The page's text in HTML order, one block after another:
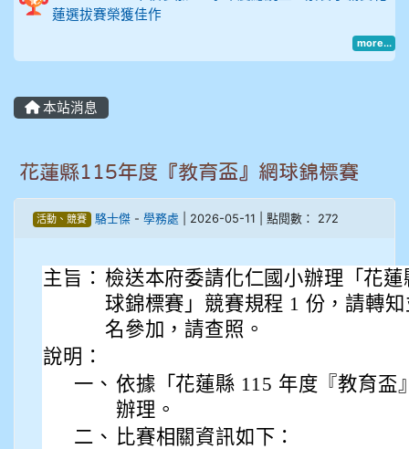
905蔣昇和
905周沛蓉
905鄭瑀安
907張晏寧
908彭主豪
909林柏翰
909林玉楓
909林朝智
蓮選拔賽榮獲佳作
more...
本站消息
花蓮縣115年度『教育盃』網球錦標賽
活動、競賽 駱士傑- 學務處 | 2026-05-11 | 點閱數： 272
主旨： 檢送本府委請化仁國小辦理「花
球錦標賽」競賽規程 1 份，請轉
名參加，請查照。
說明：
一、 依據「花蓮縣 115 年度『教育盃
辦理。
二、 比賽相關資訊如下：